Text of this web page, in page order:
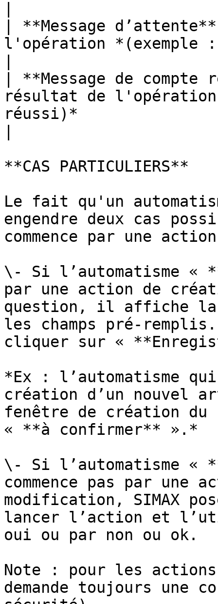
| **Message
l'opération *(exemple :
| **Message de compte
résultat de l'opération
réussi)*
**CAS PARTICULIERS**
Le fait qu'un
engendre deux cas
commence par une
\- Si l’automatisme «
par une action de
question, il affiche la
les champs pré-
cliquer sur «
*Ex : l’automatisme
création d’un nouvel
fenêtre de création du
« **à confirmer** ».*
\- Si l’automatisme «
commence pas par une
modification, SIMAX
lancer l’action et
oui ou par non ou ok.
Note : pour les actions
demande toujours une